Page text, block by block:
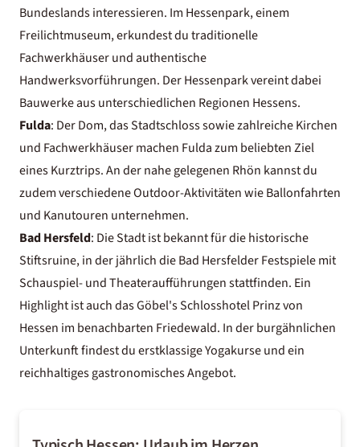
Bundeslands interessieren. Im Hessenpark, einem
Freilichtmuseum, erkundest du traditionelle
Fachwerkhäuser und authentische
Handwerksvorführungen. Der Hessenpark vereint dabei
Bauwerke aus unterschiedlichen Regionen Hessens.
Fulda: Der Dom, das Stadtschloss sowie zahlreiche Kirchen
und Fachwerkhäuser machen Fulda zum beliebten Ziel
eines Kurztrips. An der nahe gelegenen Rhön kannst du
zudem verschiedene Outdoor-Aktivitäten wie Ballonfahrten
und Kanutouren unternehmen.
Bad Hersfeld: Die Stadt ist bekannt für die historische
Stiftsruine, in der jährlich die Bad Hersfelder Festspiele mit
Schauspiel- und Theateraufführungen stattfinden. Ein
Highlight ist auch das Göbel's Schlosshotel Prinz von
Hessen im benachbarten Friedewald. In der burgähnlichen
Unterkunft findest du erstklassige Yogakurse und ein
reichhaltiges gastronomisches Angebot.